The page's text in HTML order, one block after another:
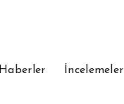
Haberler İncelemeler